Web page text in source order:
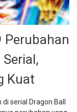
Perubahan
Kuat
serial Dragon Ball